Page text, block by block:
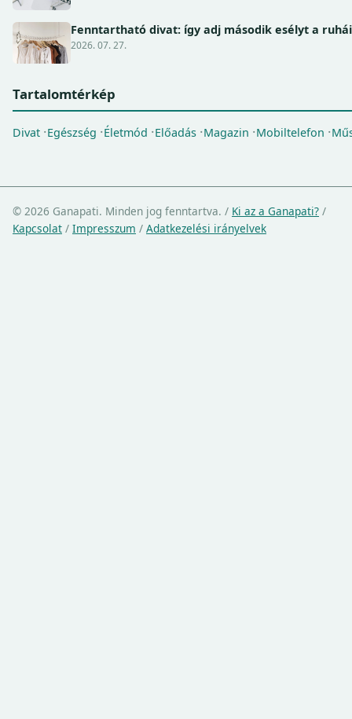
Fenntartható divat: így adj második esélyt a
2026. 07. 27.
Tartalomtérkép
Divat Egészség Életmód Előadás Magazin Mobiltelefon
© 2026 Ganapati. Minden jog fenntartva. / Ki az a Ganapati? /
Kapcsolat / Impresszum / Adatkezelési irányelvek